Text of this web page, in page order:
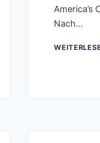
America’s
Nach…